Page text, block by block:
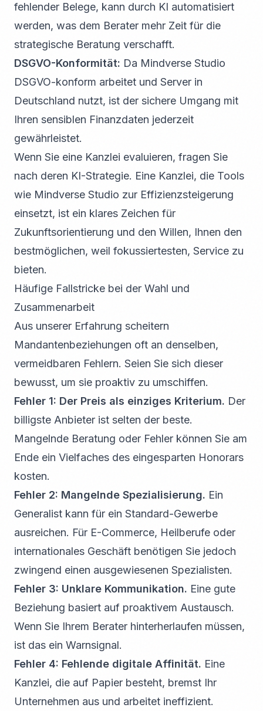
fehlender Belege, kann durch KI automatisiert
werden, was dem Berater mehr Zeit für die
strategische Beratung verschafft.
DSGVO-Konformität: Da Mindverse Studio
DSGVO-konform arbeitet und Server in
Deutschland nutzt, ist der sichere Umgang mit
Ihren sensiblen Finanzdaten jederzeit
gewährleistet.
Wenn Sie eine Kanzlei evaluieren, fragen Sie
nach deren KI-Strategie. Eine Kanzlei, die Tools
wie Mindverse Studio zur Effizienzsteigerung
einsetzt, ist ein klares Zeichen für
Zukunftsorientierung und den Willen, Ihnen den
bestmöglichen, weil fokussiertesten, Service zu
bieten.
Häufige Fallstricke bei der Wahl und
Zusammenarbeit
Aus unserer Erfahrung scheitern
Mandantenbeziehungen oft an denselben,
vermeidbaren Fehlern. Seien Sie sich dieser
bewusst, um sie proaktiv zu umschiffen.
Fehler 1: Der Preis als einziges Kriterium. Der
billigste Anbieter ist selten der beste.
Mangelnde Beratung oder Fehler können Sie am
Ende ein Vielfaches des eingesparten Honorars
kosten.
Fehler 2: Mangelnde Spezialisierung. Ein
Generalist kann für ein Standard-Gewerbe
ausreichen. Für E-Commerce, Heilberufe oder
internationales Geschäft benötigen Sie jedoch
zwingend einen ausgewiesenen Spezialisten.
Fehler 3: Unklare Kommunikation. Eine gute
Beziehung basiert auf proaktivem Austausch.
Wenn Sie Ihrem Berater hinterherlaufen müssen,
ist das ein Warnsignal.
Fehler 4: Fehlende digitale Affinität. Eine
Kanzlei, die auf Papier besteht, bremst Ihr
Unternehmen aus und arbeitet ineffizient.